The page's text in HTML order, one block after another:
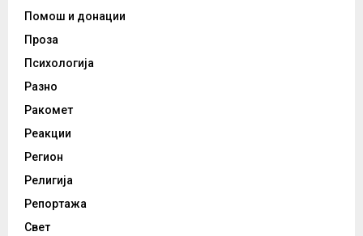
Помош и донации
Проза
Психологија
Разно
Ракомет
Реакции
Регион
Религија
Репортажа
Свет